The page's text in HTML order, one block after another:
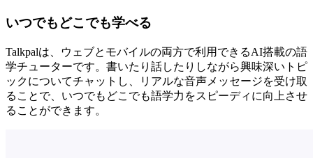
いつでもどこでも学べる
Talkpalは、ウェブとモバイルの両方で利用できるAI搭載の語
学チューターです。書いたり話したりしながら興味深いトピ
ックについてチャットし、リアルな音声メッセージを受け取
ることで、いつでもどこでも語学力をスピーディに向上させ
ることができます。